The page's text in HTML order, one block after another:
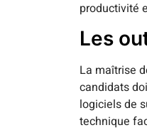
productivité
Les
La maîtrise
candidats
logiciels de
technique